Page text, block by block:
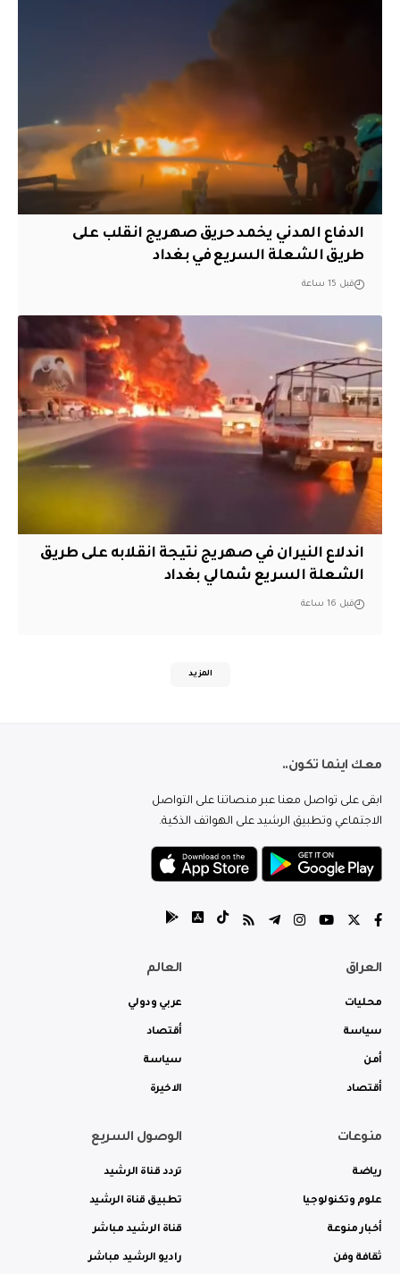
الدفاع المدني يخمد حريق صهريج انقلب على
طريق الشعلة السريع في بغداد
قبل 15 ساعة
اندلاع النيران في صهريج نتيجة انقلابه على طريق
الشعلة السريع شمالي بغداد
قبل 16 ساعة
المزيد
معك اينما تكون..
ابقى على تواصل معنا عبر منصاتنا على التواصل
الاجتماعي وتطبيق الرشيد على الهواتف الذكية.
العراق
محليات
سياسة
أمن
أقتصاد
العالم
عربي ودولي
أقتصاد
سياسة
الاخيرة
منوعات
رياضة
علوم وتكنولوجيا
أخبار منوعة
ثقافة وفن
الوصول السريع
تردد قناة الرشيد
تطبيق قناة الرشيد
قناة الرشيد مباشر
راديو الرشيد مباشر